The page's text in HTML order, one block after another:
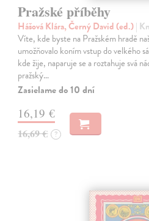
Pražské příběhy
Hášová Klára, Černý David (ed.)|
Víte, kde byste na Pražském hradě
umožňovalo koním vstup do velkého
kde žije, naparuje se a roztahuje svá
pražský…
Zasielame do 10 dní
16,19 €
16,69 € ?